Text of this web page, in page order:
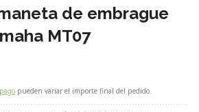
de embrague
MT07
pago pueden variar el importe final del pedido.